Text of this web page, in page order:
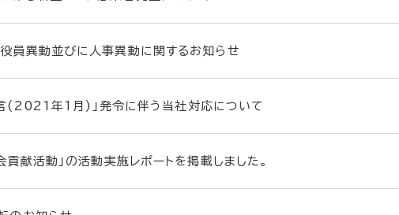
員異動並びに人事異動に関するお知らせ
(2021年1月)」発令に伴う当社対応について
献活動」の活動実施レポートを掲載しました。